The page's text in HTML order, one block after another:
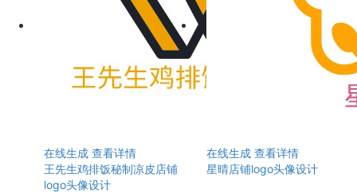
在线生成 查看详情
王先生鸡排饭秘制凉皮店铺
logo头像设计
在线生成 查看详情
星晴店铺logo头像设计